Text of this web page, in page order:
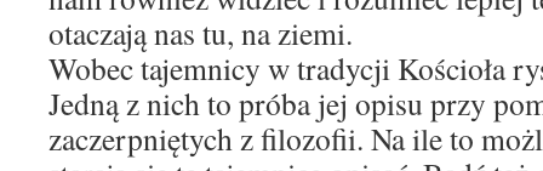
otaczają nas tu, na ziemi.
Wobec tajemnicy w tradycji Kościoła
Jedną z nich to próba jej opisu przy
zaczerpniętych z filozofii. Na ile to